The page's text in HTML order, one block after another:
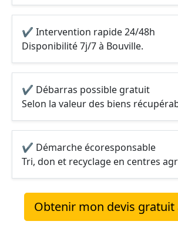
✔ Intervention rapide 24/48h
Disponibilité 7j/7 à Bouville.
✔ Débarras possible gratuit
Selon la valeur des biens
✔ Démarche écoresponsable
Tri, don et recyclage en centres
Obtenir mon devis gratuit